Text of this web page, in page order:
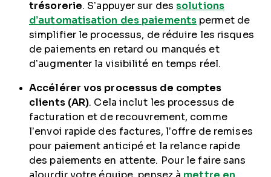
trésorerie. S’appuyer sur des solutions
d’automatisation des paiements permet de
simplifier le processus, de réduire les risques
de paiements en retard ou manqués et
d’augmenter la visibilité en temps réel.
Accélérer vos processus de comptes
clients (AR). Cela inclut les processus de
facturation et de recouvrement, comme
l’envoi rapide des factures, l’offre de remises
pour paiement anticipé et la relance rapide
des paiements en attente. Pour le faire sans
alourdir votre équipe, pensez à mettre en